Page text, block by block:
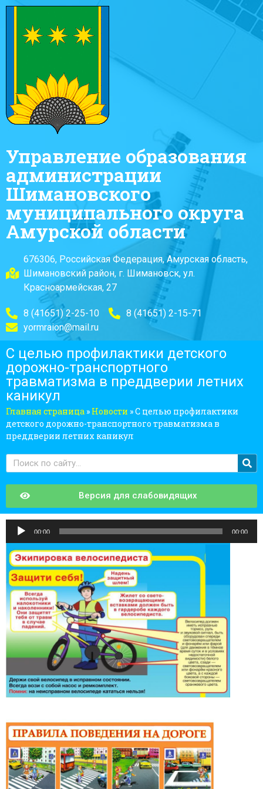
Управление образования
администрации
Шимановского
муниципального округа
Амурской области
676306, Российская Федерация, Амурская область,
Шимановский район, г. Шимановск, ул.
Красноармейская, 27
8 (41651) 2-25-10
8 (41651) 2-15-71
yormraion@mail.ru
С целью профилактики детского
дорожно-транспортного
травматизма в преддверии летних
каникул
Главная страница » Новости »С целью профилактики
детского дорожно-транспортного травматизма в
преддверии летних каникул
Версия для слабовидящих
Аудиоплеер
00:00 00:00